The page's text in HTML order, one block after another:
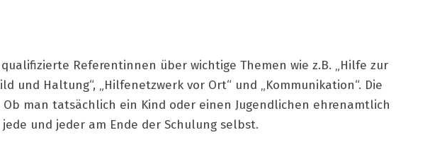
Referentinnen über wichtige Themen wie z.B. „Hilfe zur
und Haltung“, „Hilfenetzwerk vor Ort“ und „Kommunikation“. Die
man tatsächlich ein Kind oder einen Jugendlichen ehrenamtlich
und jeder am Ende der Schulung selbst.